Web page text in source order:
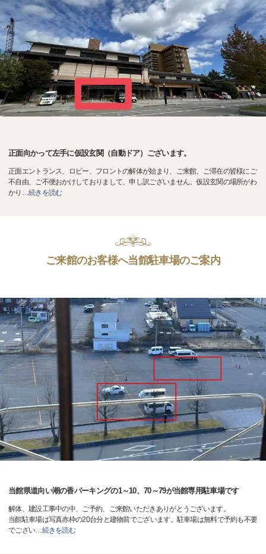
正面向かって左手に仮設玄関（自動ドア）ございます。
正面エントランス、ロビー、フロントの解体が始まり、ご来館、ご滞在の皆様にご
不自由、ご不便おかけしておりまして、申し訳ございません。仮設玄関の場所がわ
かり …続きを読む
ご来館のお客様へ当館駐車場のご案内
当館県道向い潮の香パーキングの1～10、70～79が当館専用駐車場です
解体、建設工事中の中、ご予約、ご来館いただきありがとうございます。
当館駐車場は写真赤枠の20台分と建物前でございます。駐車場は無料で予約も不要
でござい…続きを読む